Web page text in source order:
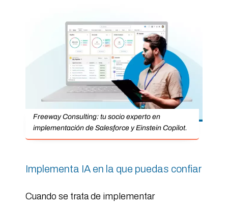
Freeway Consulting: tu socio experto en
implementación de Salesforce y Einstein Copilot.
Implementa IA en la que puedas confiar
Cuando se trata de implementar